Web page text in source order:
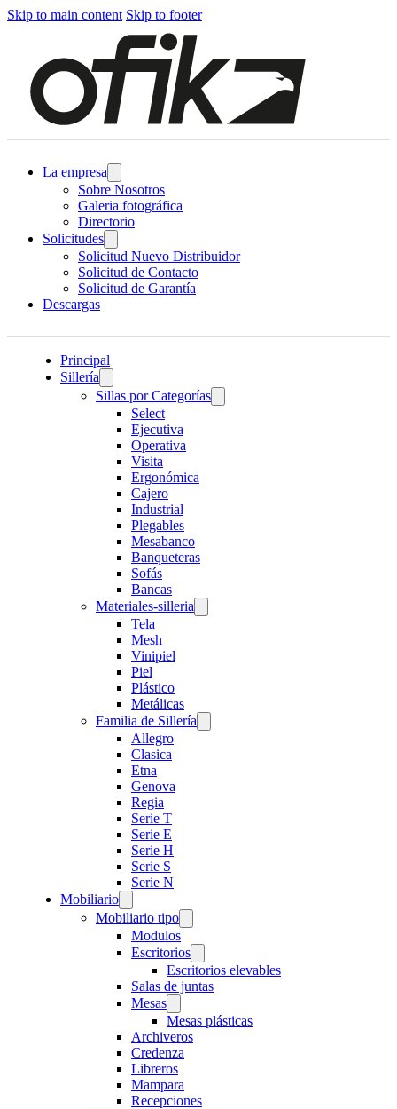
Skip to main content Skip to footer
La empresa
Sobre Nosotros
Galeria fotográfica
Directorio
Solicitudes
Solicitud Nuevo Distribuidor
Solicitud de Contacto
Solicitud de Garantía
Descargas
Principal
Sillería
Sillas por Categorías
Select
Ejecutiva
Operativa
Visita
Ergonómica
Cajero
Industrial
Plegables
Mesabanco
Banqueteras
Sofás
Bancas
Materiales-silleria
Tela
Mesh
Vinipiel
Piel
Plástico
Metálicas
Familia de Sillería
Allegro
Clasica
Etna
Genova
Regia
Serie T
Serie E
Serie H
Serie S
Serie N
Mobiliario
Mobiliario tipo
Modulos
Escritorios
Escritorios elevables
Salas de juntas
Mesas
Mesas plásticas
Archiveros
Credenza
Libreros
Mampara
Recepciones